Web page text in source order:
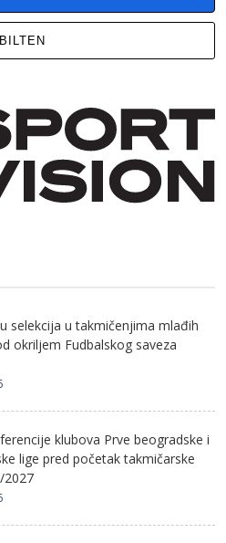
BILTEN
selekcija u takmičenjima mlađih
okriljem Fudbalskog saveza
klubova Prve beogradske i
lige pred početak takmičarske
2027